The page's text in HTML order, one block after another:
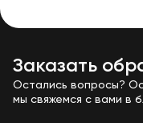
Заказать
Остались вопросы?
мы свяжемся с вами в